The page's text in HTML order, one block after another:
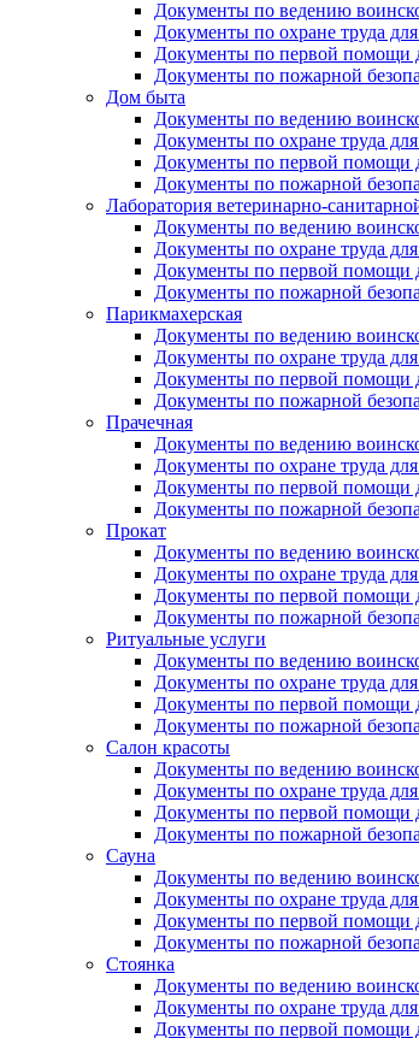
Документы по ведению
Документы по охране труда
Документы по первой помощи
Документы по пожарной
Дом быта
Документы по ведению
Документы по охране труда
Документы по первой помощи
Документы по пожарной
Лаборатория ветеринарно-
Документы по ведению
Документы по охране труда
Документы по первой помощи
Документы по пожарной
Парикмахерская
Документы по ведению
Документы по охране труда
Документы по первой помощи
Документы по пожарной
Прачечная
Документы по ведению
Документы по охране труда
Документы по первой помощи
Документы по пожарной
Прокат
Документы по ведению
Документы по охране труда
Документы по первой помощи
Документы по пожарной
Ритуальные услуги
Документы по ведению
Документы по охране труда
Документы по первой помощи
Документы по пожарной
Салон красоты
Документы по ведению
Документы по охране труда
Документы по первой помощи
Документы по пожарной
Сауна
Документы по ведению
Документы по охране труда
Документы по первой помощи
Документы по пожарной
Стоянка
Документы по ведению
Документы по охране труда
Документы по первой помощи